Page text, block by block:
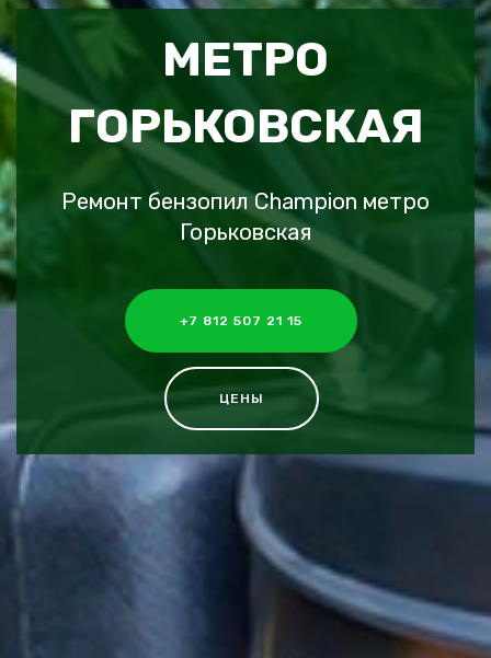
МЕТРО
ГОРЬКОВСКАЯ
Ремонт бензопил Champion метро
Горьковская
+7 812 507 21 15
ЦЕНЫ